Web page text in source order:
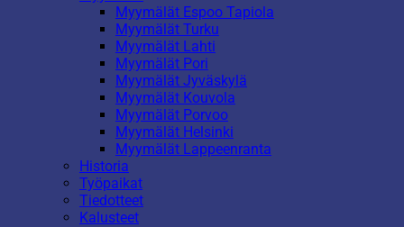
Myymälät Espoo Tapiola
Myymälät Turku
Myymälät Lahti
Myymälät Pori
Myymälät Jyväskylä
Myymälät Kouvola
Myymälät Porvoo
Myymälät Helsinki
Myymälät Lappeenranta
Historia
Työpaikat
Tiedotteet
Kalusteet